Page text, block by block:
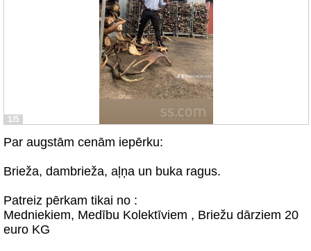
1/5
Par augstām cenām iepērku:
Brieža, dambrieža, aļņa un buka ragus.
Patreiz pērkam tikai no :
Medniekiem, Medību Kolektīviem , Briežu dārziem 20
euro KG